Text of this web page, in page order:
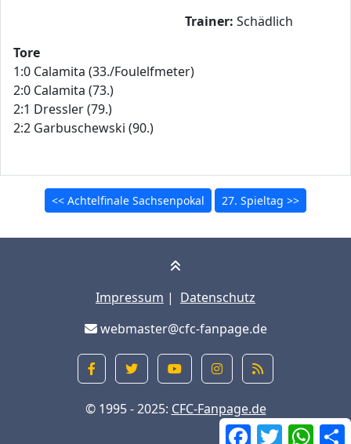
Facebook
Twitter
Trainer: Schädlich
Tore
1:0 Calamita (33./Foulelfmeter)
2:0 Calamita (73.)
2:1 Dressler (79.)
2:2 Garbuschewski (90.)
<< Achtelfinale Sachsenpokal 27. Spieltag >>
Impressum | Datenschutz
webmaster@cfc-fanpage.de
© 1995 - 2025: CFC-Fanpage.de